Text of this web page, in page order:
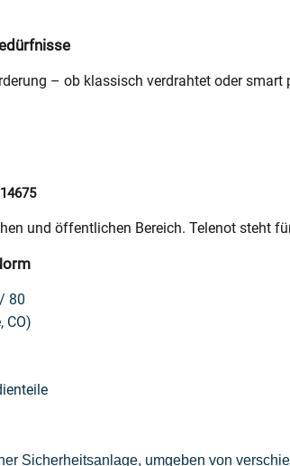
– ob klassisch verdrahtet oder
und öffentlichen Bereich. Telenot steht
80
CO)